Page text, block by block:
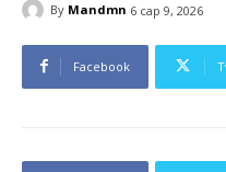
By Mandmn 6 сар 9, 2026
Facebook